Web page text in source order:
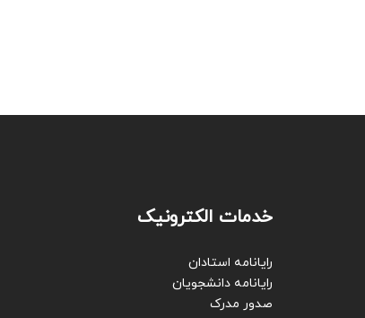
خدمات الکترونیک
رایانامه استادان
رایانامه دانشجویان
صدور مدرک